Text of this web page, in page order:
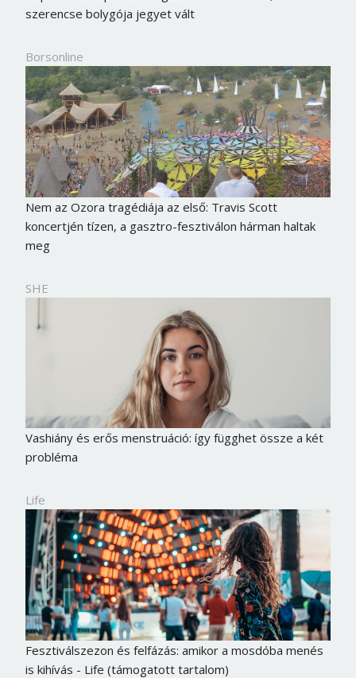
szerencse bolygója jegyet vált
Borsonline
Nem az Ozora tragédiája az első: Travis Scott
koncertjén tízen, a gasztro-fesztiválon hárman haltak
meg
SHE
Vashiány és erős menstruáció: így függhet össze a két
probléma
Life
Fesztiválszezon és felfázás: amikor a mosdóba menés
is kihívás - Life (támogatott tartalom)